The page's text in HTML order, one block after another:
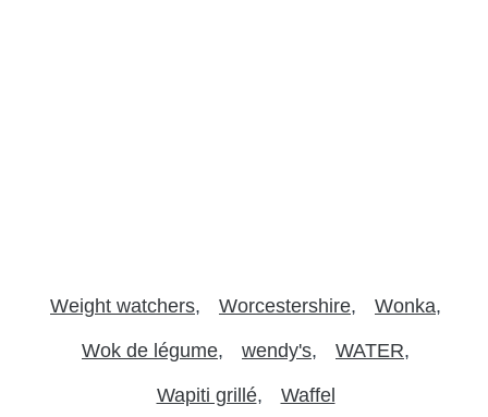
Weight watchers Worcestershire Wonka
Wok de légume wendy's WATER
Wapiti grillé Waffel